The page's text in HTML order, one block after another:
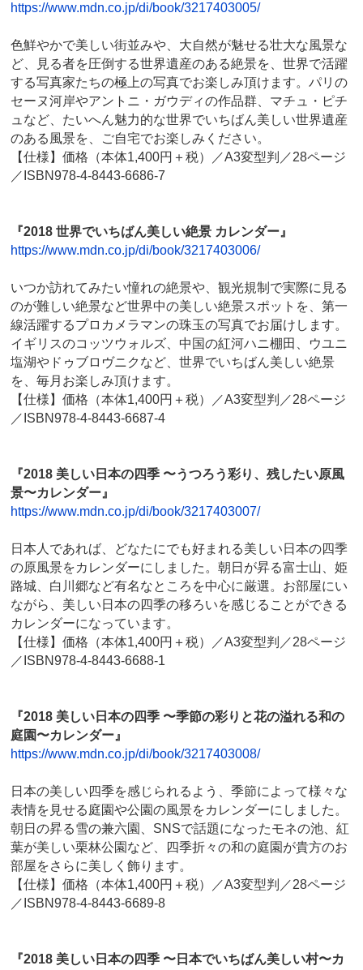
https://www.mdn.co.jp/di/book/3217403005/
色鮮やかで美しい街並みや、大自然が魅せる壮大な風景な
ど、見る者を圧倒する世界遺産のある絶景を、世界で活躍
する写真家たちの極上の写真でお楽しみ頂けます。パリの
セーヌ河岸やアントニ・ガウディの作品群、マチュ・ピチ
ュなど、たいへん魅力的な世界でいちばん美しい世界遺産
のある風景を、ご自宅でお楽しみください。
【仕様】価格（本体1,400円＋税）／A3変型判／28ページ
／ISBN978-4-8443-6686-7
『2018 世界でいちばん美しい絶景 カレンダー』
https://www.mdn.co.jp/di/book/3217403006/
いつか訪れてみたい憧れの絶景や、観光規制で実際に見る
のが難しい絶景など世界中の美しい絶景スポットを、第一
線活躍するプロカメラマンの珠玉の写真でお届けします。
イギリスのコッツウォルズ、中国の紅河ハニ棚田、ウユニ
塩湖やドゥブロヴニクなど、世界でいちばん美しい絶景
を、毎月お楽しみ頂けます。
【仕様】価格（本体1,400円＋税）／A3変型判／28ページ
／ISBN978-4-8443-6687-4
『2018 美しい日本の四季 〜うつろう彩り、残したい原風
景〜カレンダー』
https://www.mdn.co.jp/di/book/3217403007/
日本人であれば、どなたにでも好まれる美しい日本の四季
の原風景をカレンダーにしました。朝日が昇る富士山、姫
路城、白川郷など有名なところを中心に厳選。お部屋にい
ながら、美しい日本の四季の移ろいを感じることができる
カレンダーになっています。
【仕様】価格（本体1,400円＋税）／A3変型判／28ページ
／ISBN978-4-8443-6688-1
『2018 美しい日本の四季 〜季節の彩りと花の溢れる和の
庭園〜カレンダー』
https://www.mdn.co.jp/di/book/3217403008/
日本の美しい四季を感じられるよう、季節によって様々な
表情を見せる庭園や公園の風景をカレンダーにしました。
朝日の昇る雪の兼六園、SNSで話題になったモネの池、紅
葉が美しい栗林公園など、四季折々の和の庭園が貴方のお
部屋をさらに美しく飾ります。
【仕様】価格（本体1,400円＋税）／A3変型判／28ページ
／ISBN978-4-8443-6689-8
『2018 美しい日本の四季 〜日本でいちばん美しい村〜カ